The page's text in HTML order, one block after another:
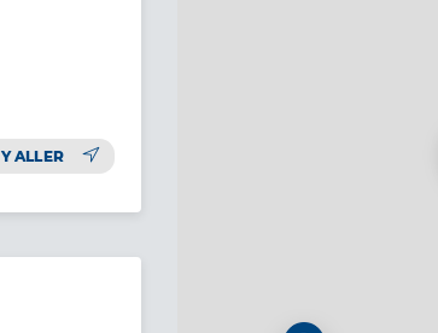
Y ALLER